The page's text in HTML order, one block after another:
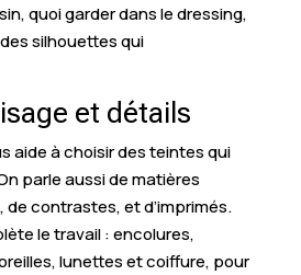
quoi garder dans le dressing,
silhouettes qui
et détails
aide à choisir des teintes qui
parle aussi de matières
de contrastes, et d’imprimés.
le travail : encolures,
lunettes et coiffure, pour